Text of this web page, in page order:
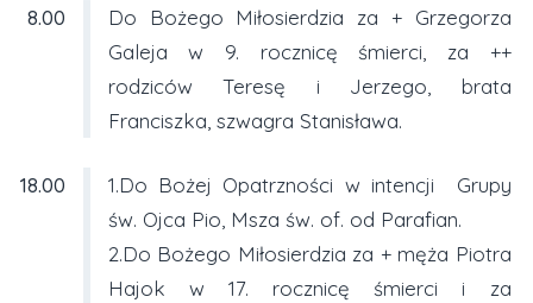
8.00
Do Bożego Miłosierdzia za + Grzegorza
Galeja w 9. rocznicę śmierci, za ++
rodziców Teresę i Jerzego, brata
Franciszka, szwagra Stanisława.
18.00
1.Do Bożej Opatrzności w intencji Grupy
św. Ojca Pio, Msza św. of. od Parafian.
2.Do Bożego Miłosierdzia za + męża Piotra
Hajok w 17. rocznicę śmierci i za